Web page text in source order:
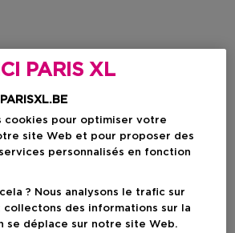
ICI PARIS XL
cookies pour optimiser votre
site Web et pour proposer des
personnalisés en fonction
? Nous analysons le trafic sur
des informations sur la
se déplace sur notre site Web.